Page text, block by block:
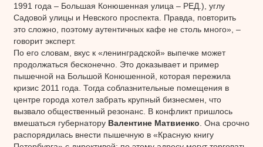
1991 года – Большая Конюшенная улица – РЕД.), углу
Садовой улицы и Невского проспекта. Правда, повторить
это сложно, поэтому аутентичных кафе не столь много», –
говорит эксперт.
По его словам, вкус к «ленинградской» выпечке может
продолжаться бесконечно. Это доказывает и пример
пышечной на Большой Конюшенной, которая пережила
кризис 2011 года. Тогда соблазнительные помещения в
центре города хотел забрать крупный бизнесмен, что
вызвало общественный резонанс. В конфликт пришлось
вмешаться губернатору Валентине Матвиенко . Она срочно
распорядилась внести пышечную в «Красную книгу